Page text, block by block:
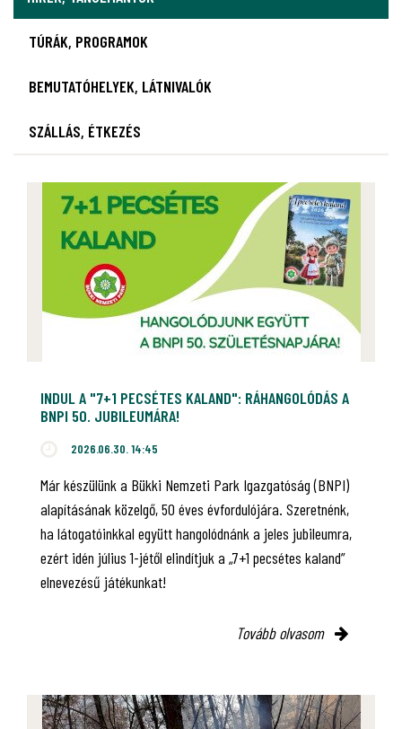
TÚRÁK, PROGRAMOK
BEMUTATÓHELYEK, LÁTNIVALÓK
SZÁLLÁS, ÉTKEZÉS
INDUL A "7+1 PECSÉTES KALAND": RÁHANGOLÓDÁS A
BNPI 50. JUBILEUMÁRA!
2026.06.30. 14:45
Már készülünk a Bükki Nemzeti Park Igazgatóság (BNPI)
alapításának közelgő, 50 éves évfordulójára. Szeretnénk,
ha látogatóinkkal együtt hangolódnánk a jeles jubileumra,
ezért idén július 1-jétől elindítjuk a „7+1 pecsétes kaland”
elnevezésű játékunkat!
Tovább olvasom